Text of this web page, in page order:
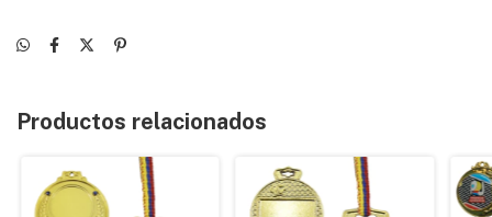
Productos relacionados